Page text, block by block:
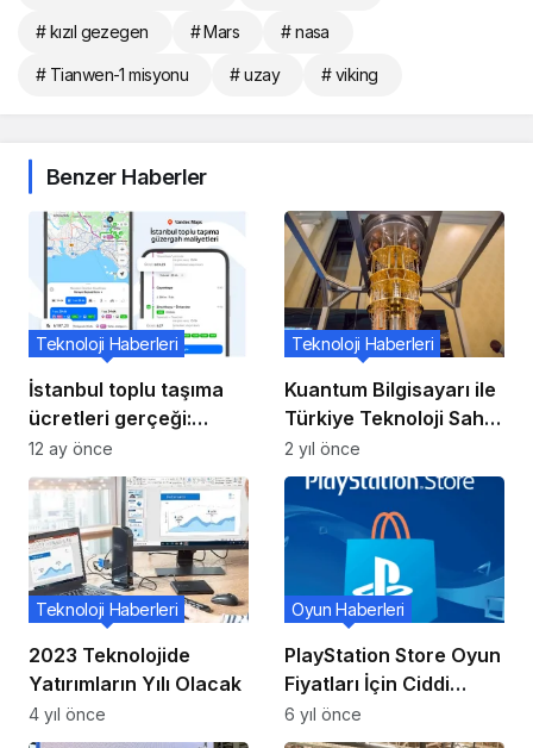
# kızıl gezegen # Mars # nasa
# Tianwen-1 misyonu # uzay # viking
Benzer Haberler
İstanbul toplu taşıma
ücretleri gerçeği:
Yandex ile keşfedin
Teknoloji Haberleri
12 ay önce
Kuantum Bilgisayarı ile
Türkiye Teknoloji Saha
Açıyor
Teknoloji Haberleri
2 yıl önce
2023 Teknolojide
Yatırımların Yılı Olacak
Teknoloji Haberleri
4 yıl önce
PlayStation Store Oyun
Fiyatları İçin Ciddi
Artış!
Oyun Haberleri
6 yıl önce